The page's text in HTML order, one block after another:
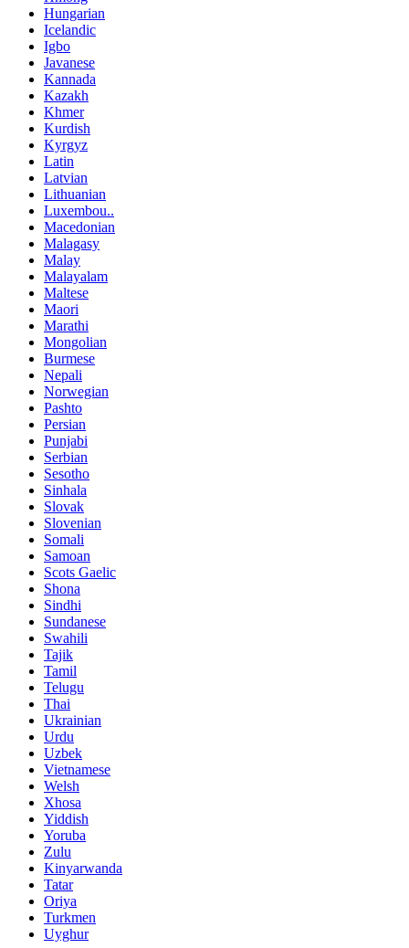
Hungarian
Icelandic
Igbo
Javanese
Kannada
Kazakh
Khmer
Kurdish
Kyrgyz
Latin
Latvian
Lithuanian
Luxembou..
Macedonian
Malagasy
Malay
Malayalam
Maltese
Maori
Marathi
Mongolian
Burmese
Nepali
Norwegian
Pashto
Persian
Punjabi
Serbian
Sesotho
Sinhala
Slovak
Slovenian
Somali
Samoan
Scots Gaelic
Shona
Sindhi
Sundanese
Swahili
Tajik
Tamil
Telugu
Thai
Ukrainian
Urdu
Uzbek
Vietnamese
Welsh
Xhosa
Yiddish
Yoruba
Zulu
Kinyarwanda
Tatar
Oriya
Turkmen
Uyghur